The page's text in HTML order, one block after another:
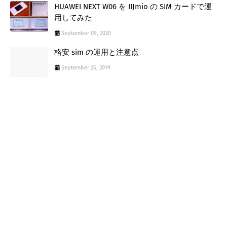
HUAWEI NEXT W06 を IIJmio の SIM カードで運
用してみた
September 09, 2020
格安 sim の運用と注意点
September 25, 2019